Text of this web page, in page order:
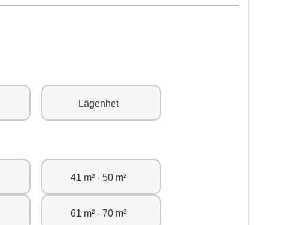
Lägenhet
41 m² - 50 m²
61 m² - 70 m²